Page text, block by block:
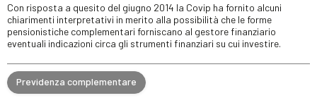
Con risposta a quesito del giugno 2014 la Covip ha fornito alcuni
chiarimenti interpretativi in merito alla possibilità che le forme
pensionistiche complementari forniscano al gestore finanziario
eventuali indicazioni circa gli strumenti finanziari su cui investire.
Previdenza complementare